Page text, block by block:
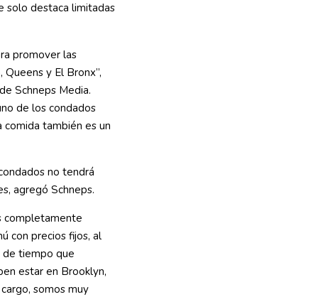
solo destaca limitadas
promover las
y El Bronx”,
Schneps Media.
de los condados
también es un
no tendrá
agregó Schneps.
completamente
con precios fijos, al
de tiempo que
estar en Brooklyn,
somos muy